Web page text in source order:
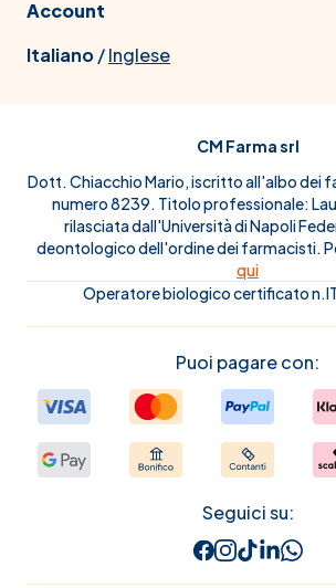
Account
Italiano/Inglese
CM Farma srl
Dott. Chiacchio Mario, iscritto all'albo dei
numero 8239. Titolo professionale:
rilasciata dall'Università di Napoli
deontologico dell'ordine dei farmacisti.
qui
Operatore biologico certificato
Puoi pagare con:
Seguici su: